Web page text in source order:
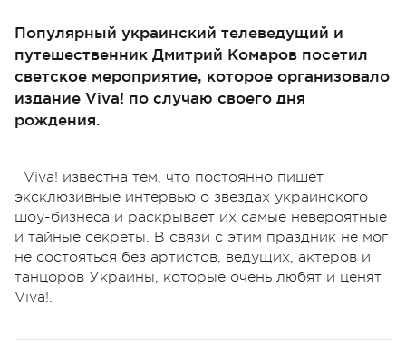
Популярный украинский телеведущий и
путешественник Дмитрий Комаров посетил
светское мероприятие, которое организовало
издание Viva! по случаю своего дня
рождения.
Viva! известна тем, что постоянно пишет
эксклюзивные интервью о звездах украинского
шоу-бизнеса и раскрывает их самые невероятные
и тайные секреты. В связи с этим праздник не мог
не состояться без артистов, ведущих, актеров и
танцоров Украины, которые очень любят и ценят
Viva!.